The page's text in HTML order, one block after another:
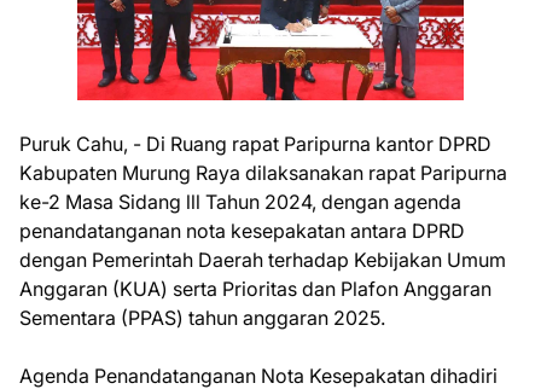
Puruk Cahu, - Di Ruang rapat Paripurna kantor DPRD
Kabupaten Murung Raya dilaksanakan rapat Paripurna
ke-2 Masa Sidang lll Tahun 2024, dengan agenda
penandatanganan nota kesepakatan antara DPRD
dengan Pemerintah Daerah terhadap Kebijakan Umum
Anggaran (KUA) serta Prioritas dan Plafon Anggaran
Sementara (PPAS) tahun anggaran 2025.
Agenda Penandatanganan Nota Kesepakatan dihadiri